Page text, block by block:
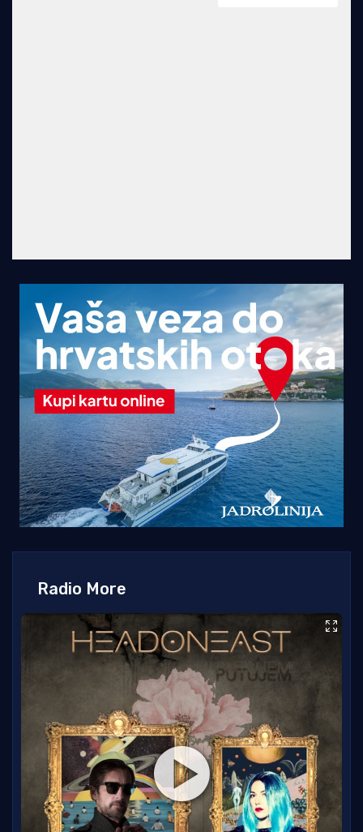
Radio More